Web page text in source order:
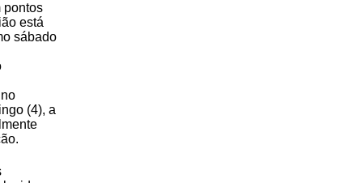
pontos
está
sábado
(4), a